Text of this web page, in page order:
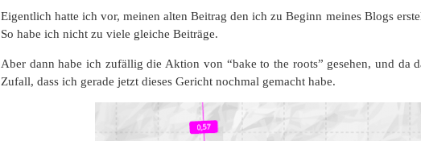
Eigentlich hatte ich vor, meinen alten Beitrag den ich zu Beginn meines Blogs
So habe ich nicht zu viele gleiche Beiträge.
Aber dann habe ich zufällig die Aktion von “bake to the roots” gesehen, und da
Zufall, dass ich gerade jetzt dieses Gericht nochmal gemacht habe.